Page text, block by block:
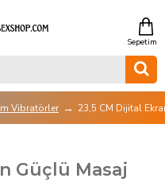
Vibratörler 23,5 CM Dijital
Güçlü Masaj